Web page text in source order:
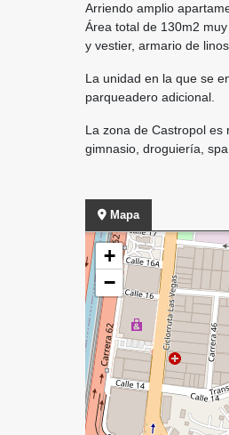
Arriendo amplio
Área total de 130m2
y vestier, armario de
La unidad en la que se
parqueadero adicional.
La zona de Castropol es
gimnasio, droguiería,
Mapa
+
−